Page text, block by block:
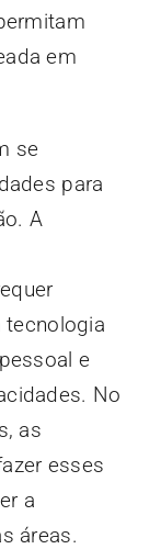
em
se
para
A
e
No
as
esses
a
áreas.